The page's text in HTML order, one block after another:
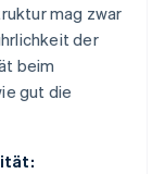
mag zwar
der
beim
gut die